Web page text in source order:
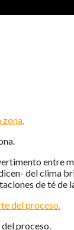
entre
del clima
de té de
proceso.